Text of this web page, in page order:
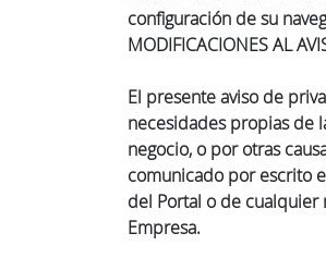
configuración de su
MODIFICACIONES AL
El presente aviso de
necesidades propias de
negocio, o por otras
comunicado por escrito
del Portal o de
Empresa.